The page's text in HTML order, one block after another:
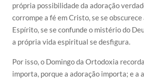
própria possibilidade da adoração
corrompe a fé em Cristo, se se
Espírito, se se confunde o mistério do
a própria vida espiritual se desfigura.
Por isso, o Domingo da Ortodoxia
importa, porque a adoração importa; e a